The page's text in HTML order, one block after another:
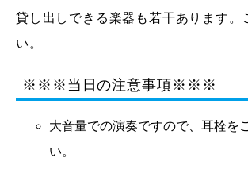
貸し出しできる楽器も若干あります。
い。
※※※当日の注意事項※※※
大音量での演奏ですので、耳栓を
い。